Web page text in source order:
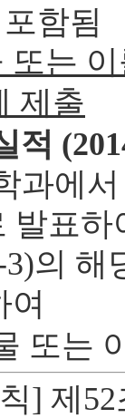
함됨
는
제출
적
서 정
발표
해당
여
이를
] 제